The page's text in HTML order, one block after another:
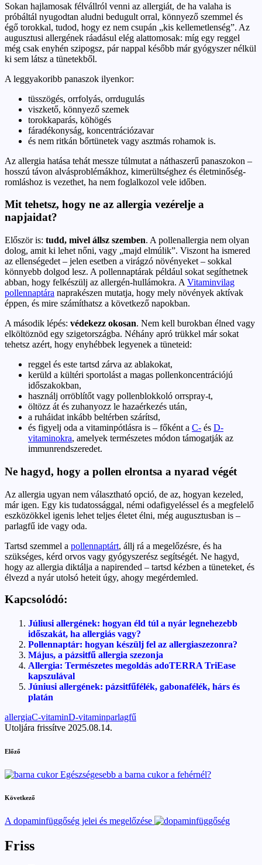
Sokan hajlamosak félvállról venni az allergiát, de ha valaha is
próbáltál nyugodtan aludni bedugult orral, könnyező szemmel és
égő torokkal, tudod, hogy ez nem csupán „kis kellemetlenség”. Az
augusztusi allergének ráadásul elég alattomosak: míg egy reggel
még csak enyhén szipogsz, pár nappal később már gyógyszer nélkül
ki sem látsz a tünetekből.
A leggyakoribb panaszok ilyenkor:
tüsszögés, orrfolyás, orrdugulás
viszkető, könnyező szemek
torokkaparás, köhögés
fáradékonyság, koncentrációzavar
és nem ritkán bőrtünetek vagy asztmás rohamok is.
Az allergia hatása tehát messze túlmutat a náthaszerű panaszokon –
hosszú távon alvásproblémákhoz, kimerültséghez és életminőség-
romláshoz is vezethet, ha nem foglalkozol vele időben.
Mit tehetsz, hogy ne az allergia vezérelje a
napjaidat?
Először is: tudd, mivel állsz szemben. A pollenallergia nem olyan
dolog, amit ki lehet nőni, vagy „majd elmúlik”. Viszont ha ismered
az ellenségedet – jelen esetben a virágzó növényeket – sokkal
könnyebb dolgod lesz. A pollennaptárak például sokat segíthetnek
abban, hogy felkészülj az allergén-hullámokra. A Vitaminvilag
pollennaptára naprakészen mutatja, hogy mely növények aktívak
éppen, és mire számíthatsz a következő napokban.
A második lépés: védekezz okosan. Nem kell burokban élned vagy
elköltöznöd egy szigetországba. Néhány apró trükkel már sokat
tehetsz azért, hogy enyhébbek legyenek a tüneteid:
reggel és este tartsd zárva az ablakokat,
kerüld a kültéri sportolást a magas pollenkoncentrációjú
időszakokban,
használj orröblítőt vagy pollenblokkoló orrspray-t,
öltözz át és zuhanyozz le hazaérkezés után,
a ruháidat inkább beltérben szárítsd,
és figyelj oda a vitaminpótlásra is – főként a C- és D-
vitaminokra, amelyek természetes módon támogatják az
immunrendszeredet.
Ne hagyd, hogy a pollen elrontsa a nyarad végét
Az allergia ugyan nem választható opció, de az, hogyan kezeled,
már igen. Egy kis tudatossággal, némi odafigyeléssel és a megfelelő
eszközökkel igenis lehet teljes életet élni, még augusztusban is –
parlagfű ide vagy oda.
Tartsd szemmel a pollennaptárt, állj rá a megelőzésre, és ha
szükséges, kérd orvos vagy gyógyszerész segítségét. Ne hagyd,
hogy az allergia diktálja a napirended – tartsd kézben a tüneteket, és
élvezd a nyár utolsó heteit úgy, ahogy megérdemled.
Kapcsolódó:
Júliusi allergének: hogyan éld túl a nyár legnehezebb
időszakát, ha allergiás vagy?
Pollennaptár: hogyan készülj fel az allergiaszezonra?
Május, a pázsitfű allergia szezonja
Allergia: Természetes megoldás adoTERRA TriEase
kapszulával
Júniusi allergének: pázsitfűfélék, gabonafélék, hárs és
platán
Tags:
allergiaC-vitaminD-vitaminparlagfű
Utoljára frissítve 2025.08.14.
Post
navigation
Előző
Egészségesebb a barna cukor a fehérnél?
Következő
A dopaminfüggőség jelei és megelőzése
Friss